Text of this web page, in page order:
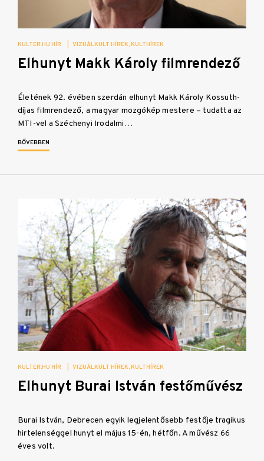
KULTER.HU HÍR VIZUÁLKULT HÍREK KULTHÍREK
Elhunyt Makk Károly filmrendező
Életének 92. évében szerdán elhunyt Makk Károly Kossuth-
díjas filmrendező, a magyar mozgókép mestere – tudatta az
MTI-vel a Széchenyi Irodalmi…
BŐVEBBEN
KULTER.HU HÍR VIZUÁLKULT HÍREK KULTHÍREK
Elhunyt Burai István festőművész
Burai István, Debrecen egyik legjelentősebb festője tragikus
hirtelenséggel hunyt el május 15-én, hétfőn. A művész 66
éves volt.